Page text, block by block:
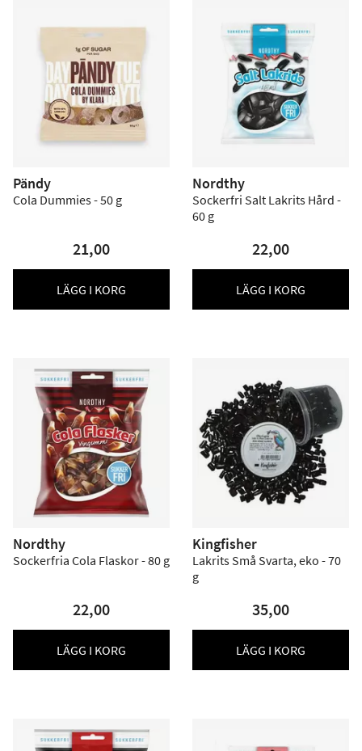
Pändy
Cola Dummies - 50 g
21,00
LÄGG I KORG
Nordthy
Sockerfri Salt Lakrits Hård -
60 g
22,00
LÄGG I KORG
Nordthy
Sockerfria Cola Flaskor - 80 g
22,00
LÄGG I KORG
Kingfisher
Lakrits Små Svarta, eko - 70
g
35,00
LÄGG I KORG